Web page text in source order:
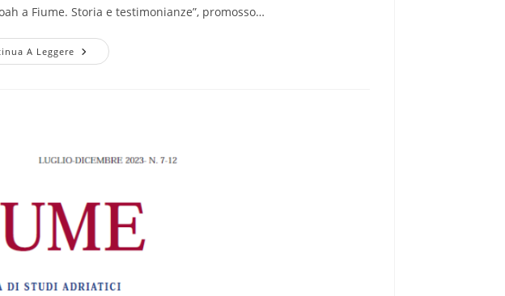
a Fiume. Storia e testimonianze”, promosso…
A Leggere